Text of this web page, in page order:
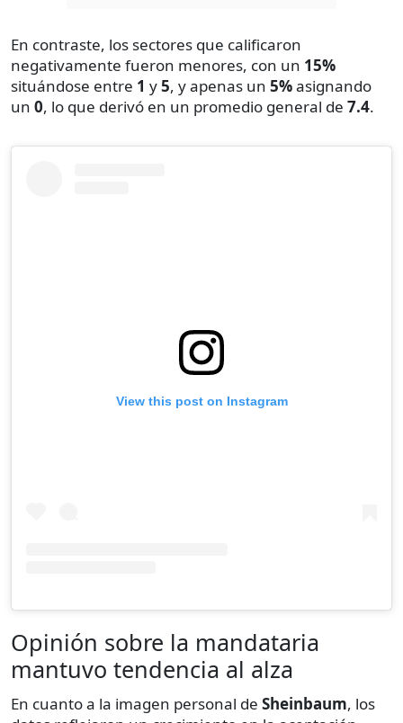
En contraste, los sectores que calificaron
negativamente fueron menores, con un 15%
situándose entre 1 y5, y apenas un 5%asignando
un 0, lo que derivó en un promedio general de 7.4.
View this post on Instagram
Opinión sobre la mandataria
mantuvo tendencia al alza
En cuanto a la imagen personal de Sheinbaum, los